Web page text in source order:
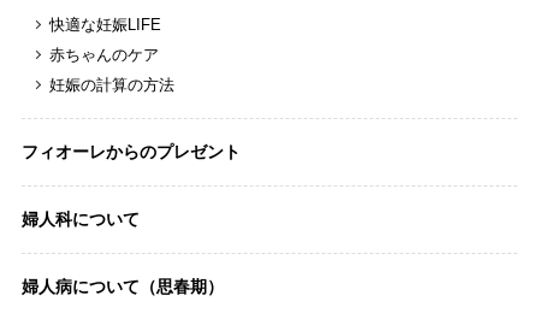
快適な妊娠LIFE
赤ちゃんのケア
妊娠の計算の方法
フィオーレからのプレゼント
婦人科について
婦人病について（思春期）